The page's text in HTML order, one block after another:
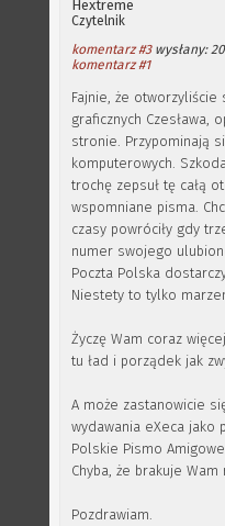
Hextreme
Czytelnik
komentarz #3wysłany:
komentarz #1
Fajnie, że
graficznych Czesława,
stronie. Przypominają
komputerowych.
trochę zepsuł tę całą
wspomniane pisma.
czasy powróciły gdy
numer swojego
Poczta Polska
Niestety to tylko
Życzę Wam coraz
tu ład i porządek jak
A może zastanowicie
wydawania eXeca jako
Polskie Pismo
Chyba, że brakuje
Pozdrawiam.